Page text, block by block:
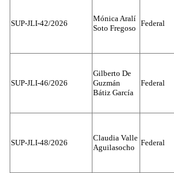
SUP-JLI-42/2026
Mónica Aralí
Soto Fregoso
Federal
SUP-JLI-46/2026
Gilberto De
Guzmán
Bátiz García
Federal
SUP-JLI-48/2026
Claudia Valle
Aguilasocho
Federal